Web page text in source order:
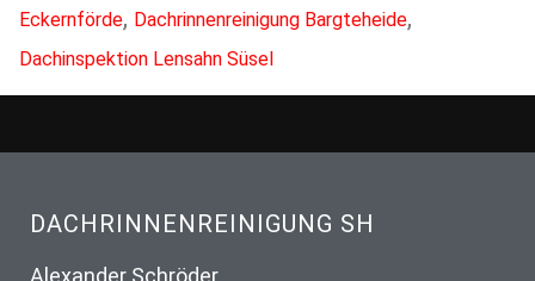
Eckernförde, Dachrinnenreinigung Bargteheide,
Dachinspektion Lensahn Süsel
DACHRINNENREINIGUNG SH
Alexander Schröder